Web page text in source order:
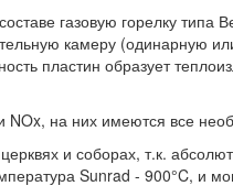
газовую горелку типа
камеру (одинарную
пластин образует
на них имеются все
и соборах, т.к.
Sunrad - 900°C, и